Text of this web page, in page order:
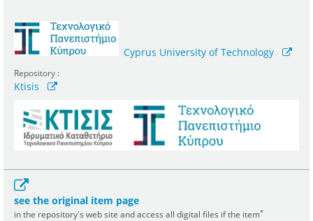
Cyprus University of Technology
Repository :
Ktisis
see the original item page
in the repository's web site and access all digital files if the item*